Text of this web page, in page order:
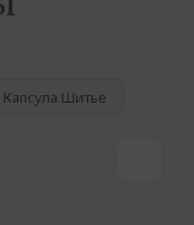
Капсула Шитье